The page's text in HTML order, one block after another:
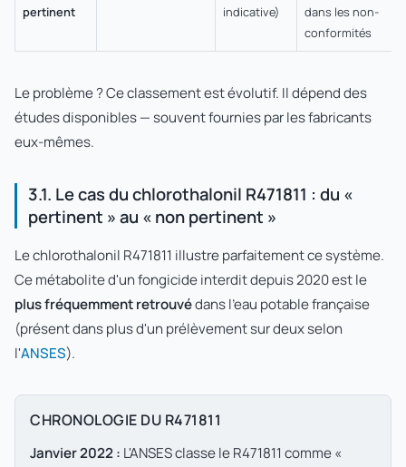
pertinent
indicative)
dans les non-
conformités
Le problème ? Ce classement est évolutif. Il dépend des
études disponibles — souvent fournies par les fabricants
eux-mêmes.
3.1. Le cas du chlorothalonil R471811 : du «
pertinent » au « non pertinent »
Le chlorothalonil R471811 illustre parfaitement ce système.
Ce métabolite d'un fongicide interdit depuis 2020 est le
plus fréquemment retrouvédans l'eau potable française
(présent dans plus d'un prélèvement sur deux selon
l'ANSES).
CHRONOLOGIE DU R471811
Janvier 2022 : L'ANSES classe le R471811 comme «